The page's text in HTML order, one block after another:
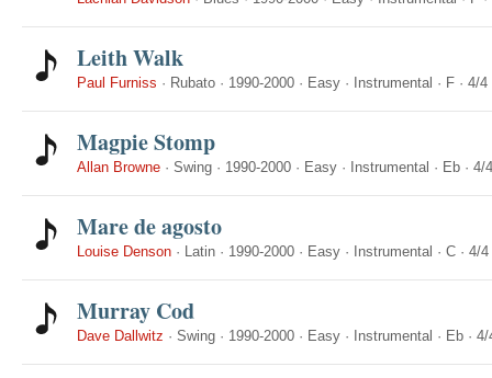
Leith Walk
Paul Furniss · Rubato · 1990-2000 · Easy · Instrumental · F · 4/4
Magpie Stomp
Allan Browne · Swing · 1990-2000 · Easy · Instrumental · Eb · 4/4
Mare de agosto
Louise Denson · Latin · 1990-2000 · Easy · Instrumental · C · 4/4
Murray Cod
Dave Dallwitz · Swing · 1990-2000 · Easy · Instrumental · Eb · 4/